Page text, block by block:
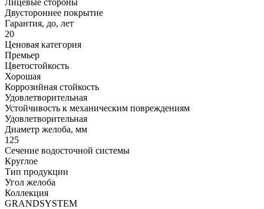
Двустороннее покрытие
Гарантия, до, лет
20
Ценовая категория
Премьер
Цветостойкость
Хорошая
Коррозийная стойкость
Удовлетворительная
Устойчивость к механическим повреждениям
Удовлетворительная
Диаметр желоба, мм
125
Сечение водосточной системы
Круглое
Тип продукции
Угол желоба
Коллекция
GRANDSYSTEM